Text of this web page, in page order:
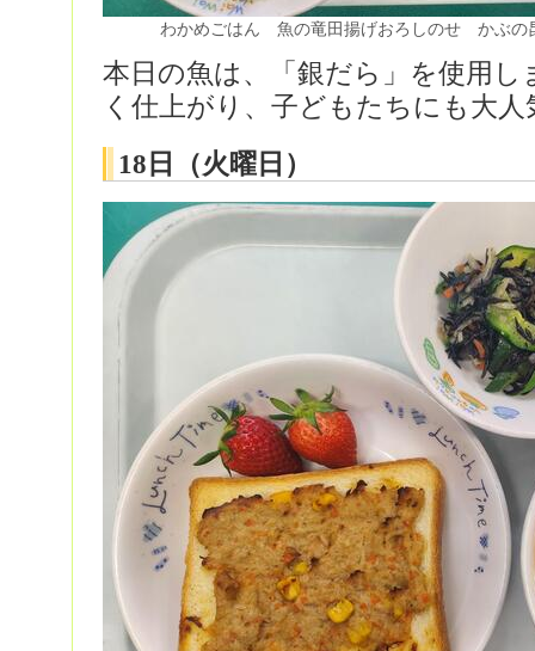
わかめごはん 魚の竜田揚げおろしのせ かぶ
本日の魚は、「銀だら」を使用
く仕上がり、子どもたちにも大
18日（火曜日）